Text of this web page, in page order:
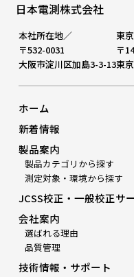
日本電測株式会社
本社所在地／
〒532-0031
大阪市淀川区加島3-3-13
東
〒
東
ホーム
新着情報
製品案内
製品カテゴリから探す
測定対象・環境から探す
JCSS校正・一般校正サ
会社案内
選ばれる理由
品質管理
技術情報・サポート